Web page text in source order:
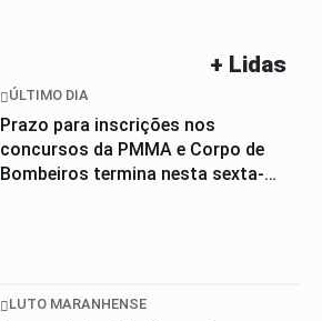
+ Lidas
ÚLTIMO DIA
Prazo para inscrições nos
concursos da PMMA e Corpo de
Bombeiros termina nesta sexta-
LUTO MARANHENSE